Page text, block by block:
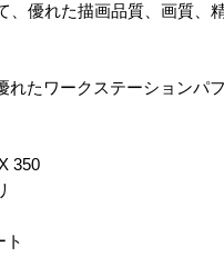
優れた描画品質、画質、
たワークステーションパ
350
ト